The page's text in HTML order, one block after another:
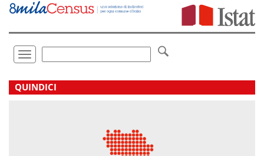
Vai
direttamente
Toggle
navigation
.
QUINDICI